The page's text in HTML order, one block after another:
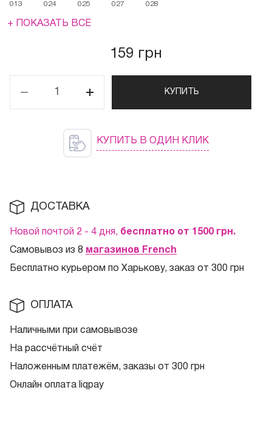
013 024 025 027 028
+ ПОКАЗАТЬ ВСЕ
159 грн
КУПИТЬ
КУПИТЬ В ОДИН КЛИК
ДОСТАВКА
Новой почтой 2 - 4 дня, бесплатно от 1500 грн.
Самовывоз из 8 магазинов French
Бесплатно курьером по Харькову, заказ от 300 грн
ОПЛАТА
Наличными при самовывозе
На рассчётный счёт
Наложенным платежём, заказы от 300 грн
Онлайн оплата liqpay